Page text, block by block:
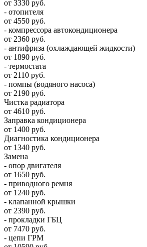
от 3330 руб.
- отопителя
от 4550 руб.
- компрессора автокондиционера
от 2360 руб.
- антифриза (охлаждающей жидкости)
от 1890 руб.
- термостата
от 2110 руб.
- помпы (водяного насоса)
от 2190 руб.
Чистка радиатора
от 4610 руб.
Заправка кондиционера
от 1400 руб.
Диагностика кондиционера
от 1340 руб.
Замена
- опор двигателя
от 1650 руб.
- приводного ремня
от 1240 руб.
- клапанной крышки
от 2390 руб.
- прокладки ГБЦ
от 7470 руб.
- цепи ГРМ